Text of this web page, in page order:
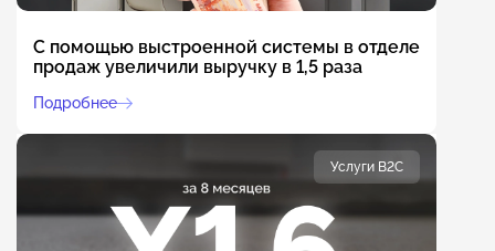
С помощью выстроенной системы в отделе
продаж увеличили выручку в 1,5 раза
Подробнее
Услуги B2C